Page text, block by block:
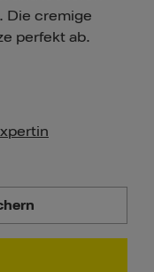
Die cremige
perfekt ab.